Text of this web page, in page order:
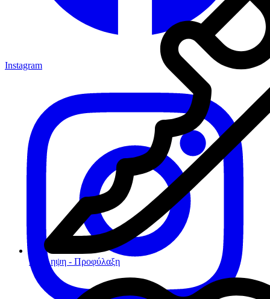
Πρόληψη - Προφύλαξη
Instagram